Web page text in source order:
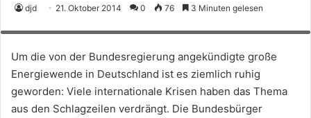
djd 21. Oktober 2014 0 76 3 Minuten gelesen
Wärmepumpen ihre Heizrechnung unter Umständen deutlich senken. Foto:
Um die von der Bundesregierung angekündigte große
Energiewende in Deutschland ist es ziemlich ruhig
geworden: Viele internationale Krisen haben das Thema
aus den Schlagzeilen verdrängt. Die Bundesbürger